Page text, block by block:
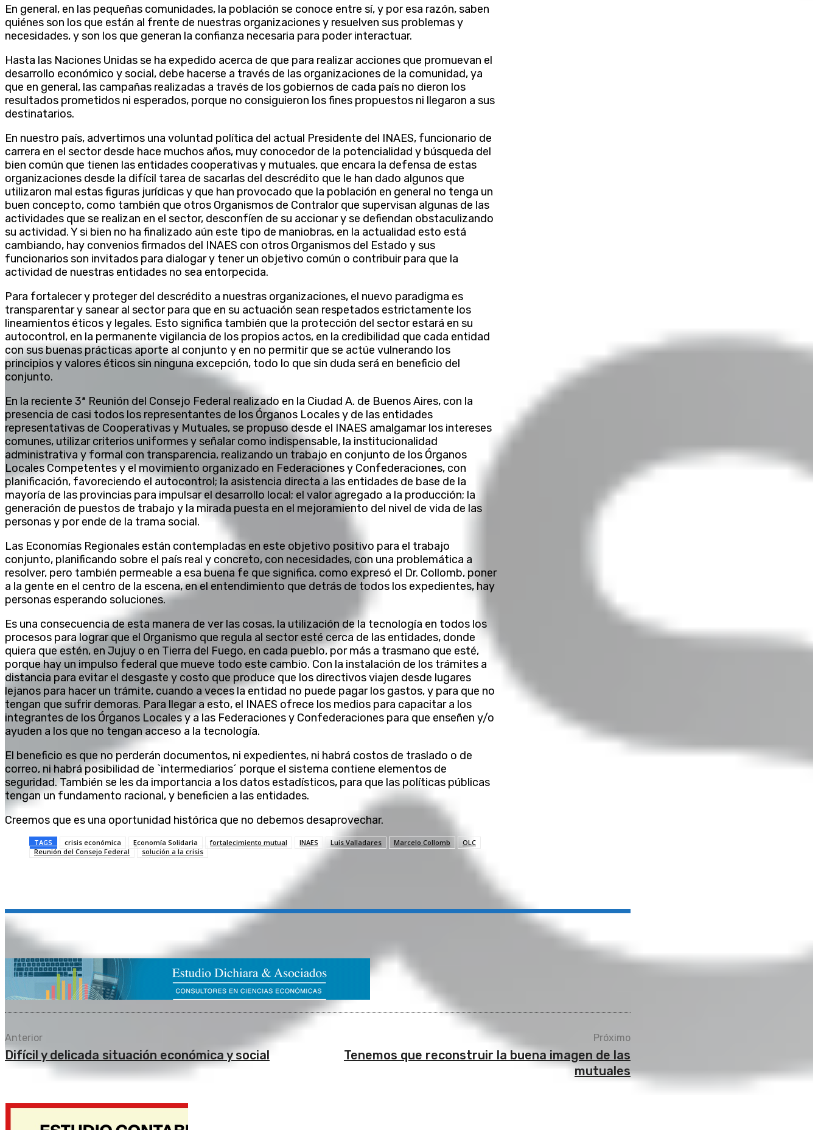
En general, en las pequeñas comunidades, la población se conoce entre sí, y por esa razón, saben
quiénes son los que están al frente de nuestras organizaciones y resuelven sus problemas y
necesidades, y son los que generan la confianza necesaria para poder interactuar.
Hasta las Naciones Unidas se ha expedido acerca de que para realizar acciones que promuevan el
desarrollo económico y social, debe hacerse a través de las organizaciones de la comunidad, ya
que en general, las campañas realizadas a través de los gobiernos de cada país no dieron los
resultados prometidos ni esperados, porque no consiguieron los fines propuestos ni llegaron a sus
destinatarios.
En nuestro país, advertimos una voluntad política del actual Presidente del INAES, funcionario de
carrera en el sector desde hace muchos años, muy conocedor de la potencialidad y búsqueda del
bien común que tienen las entidades cooperativas y mutuales, que encara la defensa de estas
organizaciones desde la difícil tarea de sacarlas del descrédito que le han dado algunos que
utilizaron mal estas figuras jurídicas y que han provocado que la población en general no tenga un
buen concepto, como también que otros Organismos de Contralor que supervisan algunas de las
actividades que se realizan en el sector, desconfíen de su accionar y se defiendan obstaculizando
su actividad. Y si bien no ha finalizado aún este tipo de maniobras, en la actualidad esto está
cambiando, hay convenios firmados del INAES con otros Organismos del Estado y sus
funcionarios son invitados para dialogar y tener un objetivo común o contribuir para que la
actividad de nuestras entidades no sea entorpecida.
Para fortalecer y proteger del descrédito a nuestras organizaciones, el nuevo paradigma es
transparentar y sanear al sector para que en su actuación sean respetados estrictamente los
lineamientos éticos y legales. Esto significa también que la protección del sector estará en su
autocontrol, en la permanente vigilancia de los propios actos, en la credibilidad que cada entidad
con sus buenas prácticas aporte al conjunto y en no permitir que se actúe vulnerando los
principios y valores éticos sin ninguna excepción, todo lo que sin duda será en beneficio del
conjunto.
En la reciente 3ª Reunión del Consejo Federal realizado en la Ciudad A. de Buenos Aires, con la
presencia de casi todos los representantes de los Órganos Locales y de las entidades
representativas de Cooperativas y Mutuales, se propuso desde el INAES amalgamar los intereses
comunes, utilizar criterios uniformes y señalar como indispensable, la institucionalidad
administrativa y formal con transparencia, realizando un trabajo en conjunto de los Órganos
Locales Competentes y el movimiento organizado en Federaciones y Confederaciones, con
planificación, favoreciendo el autocontrol; la asistencia directa a las entidades de base de la
mayoría de las provincias para impulsar el desarrollo local; el valor agregado a la producción; la
generación de puestos de trabajo y la mirada puesta en el mejoramiento del nivel de vida de las
personas y por ende de la trama social.
Las Economías Regionales están contempladas en este objetivo positivo para el trabajo
conjunto, planificando sobre el país real y concreto, con necesidades, con una problemática a
resolver, pero también permeable a esa buena fe que significa, como expresó el Dr. Collomb, poner
a la gente en el centro de la escena, en el entendimiento que detrás de todos los expedientes, hay
personas esperando soluciones.
Es una consecuencia de esta manera de ver las cosas, la utilización de la tecnología en todos los
procesos para lograr que el Organismo que regula al sector esté cerca de las entidades, donde
quiera que estén, en Jujuy o en Tierra del Fuego, en cada pueblo, por más a trasmano que esté,
porque hay un impulso federal que mueve todo este cambio. Con la instalación de los trámites a
distancia para evitar el desgaste y costo que produce que los directivos viajen desde lugares
lejanos para hacer un trámite, cuando a veces la entidad no puede pagar los gastos, y para que no
tengan que sufrir demoras. Para llegar a esto, el INAES ofrece los medios para capacitar a los
integrantes de los Órganos Locales y a las Federaciones y Confederaciones para que enseñen y/o
ayuden a los que no tengan acceso a la tecnología.
El beneficio es que no perderán documentos, ni expedientes, ni habrá costos de traslado o de
correo, ni habrá posibilidad de `intermediarios´ porque el sistema contiene elementos de
seguridad. También se les da importancia a los datos estadísticos, para que las políticas públicas
tengan un fundamento racional, y beneficien a las entidades.
Creemos que es una oportunidad histórica que no debemos desaprovechar.
TAGS crisis económica Economía Solidaria fortalecimiento mutual INAES Luis Valladares Marcelo Collomb
OLC
Reunión del Consejo Federal
solución a la crisis
Anterior
Difícil y delicada situación económica y social
Próximo
Tenemos que reconstruir la buena imagen de las
mutuales